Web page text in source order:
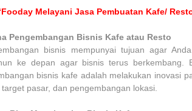
Melayani Jasa Pembuatan Kafe/
Pengembangan Bisnis Kafe atau Resto
bisnis mempunyai tujuan agar
ke depan agar bisnis terus berkembang.
bisnis kafe adalah melakukan inovasi
pasar, dan pengembangan lokasi.